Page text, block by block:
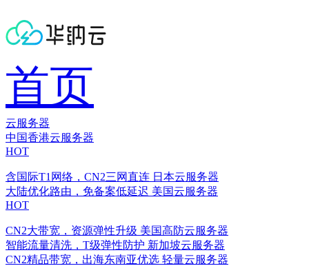
首页
云服务器
中国香港云服务器
HOT
含国际T1网络，CN2三网直连 日本云服务器
大陆优化路由，免备案低延迟 美国云服务器
HOT
CN2大带宽，资源弹性升级 美国高防云服务器
智能流量清洗，T级弹性防护 新加坡云服务器
CN2精品带宽，出海东南亚优选 轻量云服务器